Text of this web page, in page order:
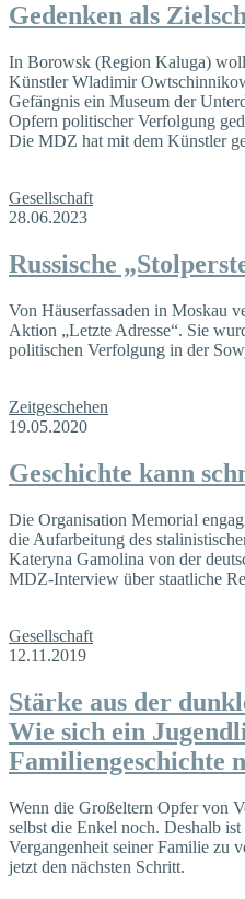
Gedenken als
In Borowsk (Region Kaluga)
Künstler Wladimir
Gefängnis ein Museum der
Opfern politischer Verfolgung
Die MDZ hat mit dem Künstler
Gesellschaft
28.06.2023
Russische
Von Häuserfassaden in Moskau
Aktion „Letzte Adresse“. Sie
politischen Verfolgung in der
Zeitgeschehen
19.05.2020
Geschichte kann
Die Organisation Memorial
die Aufarbeitung des
Kateryna Gamolina von der
MDZ-Interview über staatliche
Gesellschaft
12.11.2019
Stärke aus der
Wie sich ein
Familiengeschichte
Wenn die Großeltern Opfer von
selbst die Enkel noch. Deshalb
Vergangenheit seiner Familie zu
jetzt den nächsten Schritt.